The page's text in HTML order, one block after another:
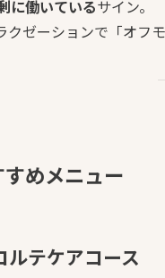
に働いているサイン。
ゼーションで「オフ
めメニュー
ルテケアコース